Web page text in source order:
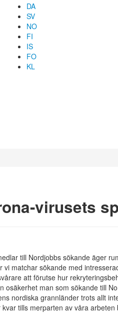
DA
SV
NO
FI
IS
FO
KL
virusets
till Nordjobbs sökande äger
matchar sökande med
att förutse hur
osäkerhet man som sökande till
nordiska grannländer trots allt
tills merparten av våra